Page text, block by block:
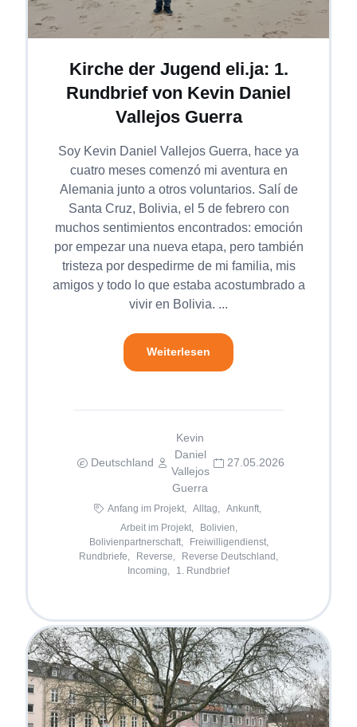
Kirche der Jugend eli.ja: 1.
Rundbrief von Kevin Daniel
Vallejos Guerra
Soy Kevin Daniel Vallejos Guerra, hace ya
cuatro meses comenzó mi aventura en
Alemania junto a otros voluntarios. Salí de
Santa Cruz, Bolivia, el 5 de febrero con
muchos sentimientos encontrados: emoción
por empezar una nueva etapa, pero también
tristeza por despedirme de mi familia, mis
amigos y todo lo que estaba acostumbrado a
vivir en Bolivia. ...
Weiterlesen
Deutschland
Kevin
Daniel
Vallejos
Guerra
27.05.2026
Anfang im Projekt, Alltag,
Ankunft,
Arbeit im Projekt,
Bolivien,
Bolivienpartnerschaft,
Freiwilligendienst,
Rundbriefe,
Reverse,
Reverse Deutschland,
Incoming,
1. Rundbrief